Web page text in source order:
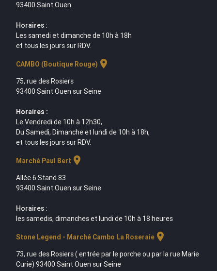
93400 Saint Ouen
Horaires :
Les samedi et dimanche de 10h à 18h
et tous les jours sur RDV.
CAMBO (Boutique Rouge) location_on
75, rue des Rosiers
93400 Saint Ouen sur Seine
Horaires :
Le Vendredi de 10h à 12h30,
Du Samedi, Dimanche et lundi de 10h à 18h,
et tous les jours sur RDV.
Marché Paul Bert location_on
Allée 6 Stand 83
93400 Saint Ouen sur Seine
Horaires :
les samedis, dimanches et lundi de 10h à 18 heures
Stone Legend - Marché Cambo La Roseraielocation_on
73, rue des Rosiers ( entrée par le porche ou par la rue Marie
Curie) 93400 Saint Ouen sur Seine